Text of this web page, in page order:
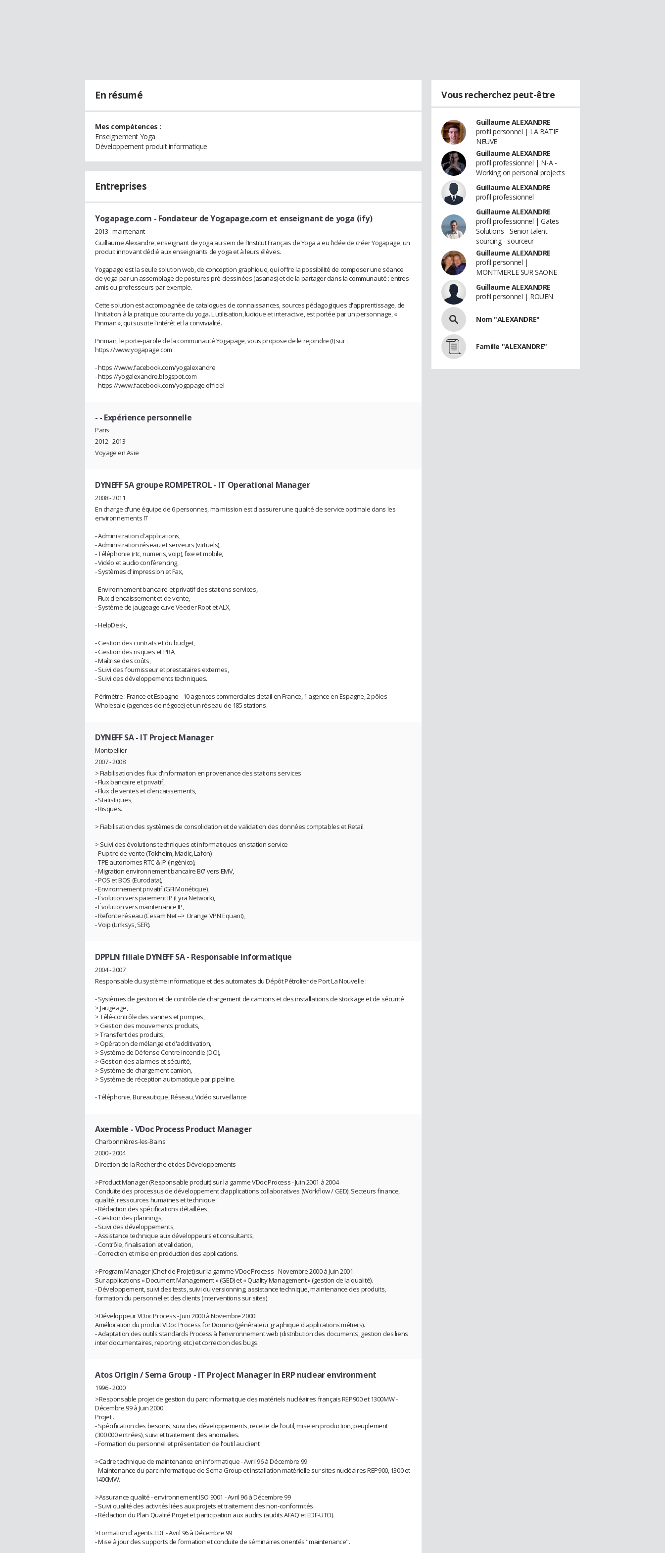
En résumé
Mes compétences :
Enseignement Yoga
Développement produit informatique
Entreprises
Yogapage.com - Fondateur de Yogapage.com et enseignant de yoga (ify)
2013 - maintenant
Guillaume Alexandre, enseignant de yoga au sein de l'Institut Français de Yoga a eu l'idée de créer Yogapage, un
produit innovant dédié aux enseignants de yoga et à leurs élèves.
Yogapage est la seule solution web, de conception graphique, qui offre la possibilité de composer une séance
de yoga par un assemblage de postures pré-dessinées (asanas) et de la partager dans la communauté : entres
amis ou professeurs par exemple.
Cette solution est accompagnée de catalogues de connaissances, sources pédagogiques d'apprentissage, de
l'initiation à la pratique courante du yoga. L'utilisation, ludique et interactive, est portée par un personnage, «
Pinman », qui suscite l'intérêt et la convivialité.
Pinman, le porte-parole de la communauté Yogapage, vous propose de le rejoindre (!) sur :
https://www.yogapage.com
- https://www.facebook.com/yogalexandre
- https://yogalexandre.blogspot.com
- https://www.facebook.com/yogapage.officiel
- - Expérience personnelle
Paris
2012 - 2013
Voyage en Asie
DYNEFF SA groupe ROMPETROL - IT Operational Manager
2008 - 2011
En charge d'une équipe de 6 personnes, ma mission est d'assurer une qualité de service optimale dans les
environnements IT
- Administration d'applications,
- Administration réseau et serveurs (virtuels),
- Téléphonie (rtc, numeris, voip), fixe et mobile,
- Vidéo et audio conférencing,
- Systèmes d'impression et Fax,
- Environnement bancaire et privatif des stations services,
- Flux d'encaissement et de vente,
- Système de jaugeage cuve Veeder Root et ALX,
- HelpDesk,
- Gestion des contrats et du budget,
- Gestion des risques et PRA,
- Maîtrise des coûts,
- Suivi des fournisseur et prestataires externes,
- Suivi des développements techniques.
Périmètre : France et Espagne - 10 agences commerciales detail en France, 1 agence en Espagne, 2 pôles
Wholesale (agences de négoce) et un réseau de 185 stations.
DYNEFF SA- IT Project Manager
Montpellier
2007 - 2008
> Fiabilisation des flux d'information en provenance des stations services
- Flux bancaire et privatif,
- Flux de ventes et d'encaissements,
- Statistiques,
- Risques.
> Fiabilisation des systèmes de consolidation et de validation des données comptables et Retail.
> Suivi des évolutions techniques et informatiques en station service
- Pupitre de vente (Tokheim, Madic, Lafon)
- TPE autonomes RTC & IP (Ingénico),
- Migration environnement bancaire B0' vers EMV,
- POS et BOS (Eurodata),
- Environnement privatif (GFI Monétique),
- Évolution vers paiement IP (Lyra Network),
- Évolution vers maintenance IP,
- Refonte réseau (Cesam Net --> Orange VPN Equant),
- Voip (Linksys, SER).
DPPLN filiale DYNEFF SA- Responsable informatique
2004 - 2007
Responsable du système informatique et des automates du Dépôt Pétrolier de Port La Nouvelle :
- Systèmes de gestion et de contrôle de chargement de camions et des installations de stockage et de sécurité
> Jaugeage,
> Télé-contrôle des vannes et pompes,
> Gestion des mouvements produits,
> Transfert des produits,
> Opération de mélange et d'additivation,
> Système de Défense Contre Incendie (DCI),
> Gestion des alarmes et sécurité,
> Système de chargement camion,
> Système de réception automatique par pipeline.
- Téléphonie, Bureautique, Réseau, Vidéo surveillance
Axemble - VDoc Process Product Manager
Charbonnières-les-Bains
2000 - 2004
Direction de la Recherche et des Développements
>Product Manager (Responsable produit) sur la gamme VDoc Process - Juin 2001 à 2004
Conduite des processus de développement d’applications collaboratives (Workflow / GED). Secteurs finance,
qualité, ressources humaines et technique :
- Rédaction des spécifications détaillées,
- Gestion des plannings,
- Suivi des développements,
- Assistance technique aux développeurs et consultants,
- Contrôle, finalisation et validation,
- Correction et mise en production des applications.
>Program Manager (Chef de Projet) sur la gamme VDoc Process - Novembre 2000 à Juin 2001
Sur applications « Document Management » (GED) et « Quality Management » (gestion de la qualité).
- Développement, suivi des tests, suivi du versionning, assistance technique, maintenance des produits,
formation du personnel et des clients (interventions sur sites).
>Développeur VDoc Process - Juin 2000 à Novembre 2000
Amélioration du produit VDoc Process for Domino (générateur graphique d'applications métiers).
- Adaptation des outils standards Process à l'environnement web (distribution des documents, gestion des liens
inter documentaires, reporting, etc.) et correction des bugs.
Atos Origin / Sema Group - IT Project Manager in ERP nuclear environment
1996 - 2000
>Responsable projet de gestion du parc informatique des matériels nucléaires français REP900 et 1300MW -
Décembre 99 à Juin 2000
Projet .
- Spécification des besoins, suivi des développements, recette de l'outil, mise en production, peuplement
(300.000 entrées), suivi et traitement des anomalies.
- Formation du personnel et présentation de l'outil au client.
>Cadre technique de maintenance en informatique - Avril 96 à Décembre 99
- Maintenance du parc informatique de Sema Group et installation matérielle sur sites nucléaires REP900, 1300 et
1400MW.
>Assurance qualité - environnement ISO 9001 - Avril 96 à Décembre 99
- Suivi qualité des activités liées aux projets et traitement des non-conformités.
- Rédaction du Plan Qualité Projet et participation aux audits (audits AFAQ et EDF-UTO).
>Formation d'agents EDF - Avril 96 à Décembre 99
- Mise à jour des supports de formation et conduite de séminaires orientés "maintenance".
Vous recherchez peut-être
Guillaume ALEXANDRE
profil personnel | LA BATIE
NEUVE
Guillaume ALEXANDRE
profil professionnel | N-A -
Working on personal projects
Guillaume ALEXANDRE
profil professionnel
Guillaume ALEXANDRE
profil professionnel | Gates
Solutions - Senior talent
sourcing - sourceur
Guillaume ALEXANDRE
profil personnel |
MONTMERLE SUR SAONE
Guillaume ALEXANDRE
profil personnel | ROUEN
Nom "ALEXANDRE"
Famille "ALEXANDRE"